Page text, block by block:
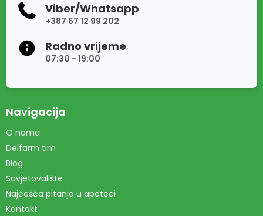
Viber/Whatsapp
+387 67 12 99 202
Radno vrijeme
07:30 - 19:00
Navigacija
O nama
Delfarm tim
Blog
Savjetovalište
Najčešća pitanja u apoteci
Kontakt